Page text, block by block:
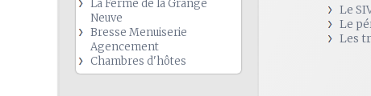
La Ferme de la Grange
Neuve
Bresse Menuiserie
Agencement
Chambres d'hôtes
Le
Le
Les